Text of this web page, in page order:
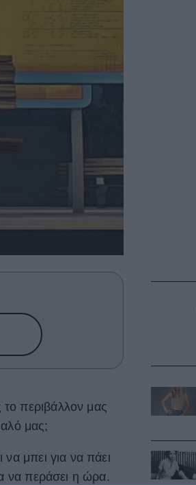
περιβάλλον μας
μας;
μπει για να πάει
να περάσει η ώρα.